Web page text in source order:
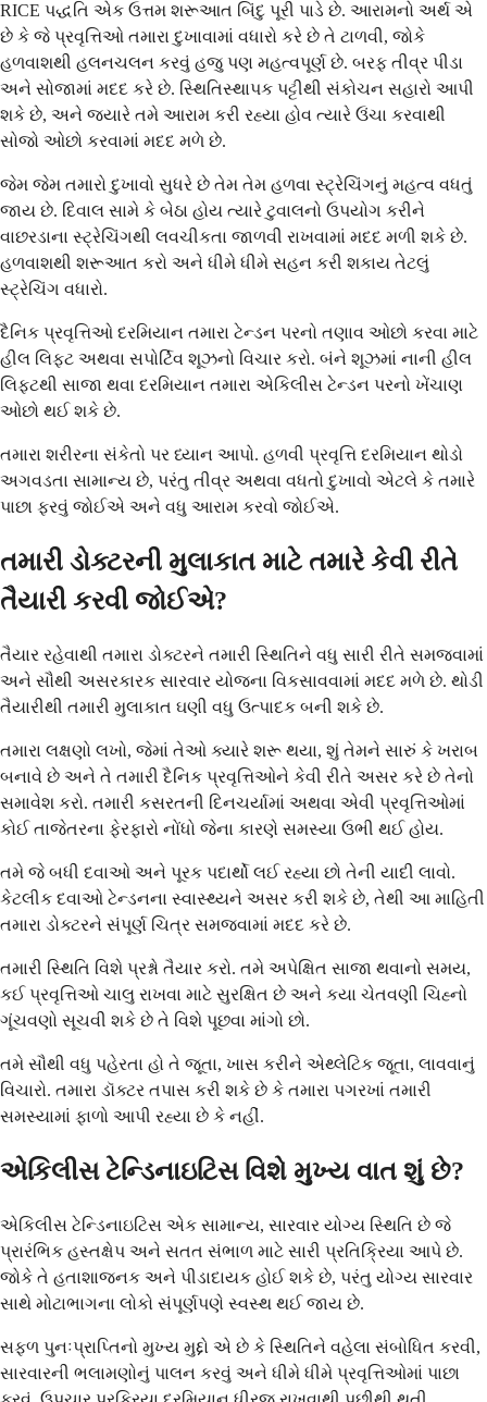
RICE પદ્ધતિ એક ઉત્તમ શરૂઆત બિંદુ પૂરી પાડે છે. આરામનો અર્થ એ
છે કે જે પ્રવૃત્તિઓ તમારા દુખાવામાં વધારો કરે છે તે ટાળવી, જોકે
હળવાશથી હલનચલન કરવું હજુ પણ મહત્વપૂર્ણ છે. બરફ તીવ્ર પીડા
અને સોજામાં મદદ કરે છે. સ્થિતિસ્થાપક પટ્ટીથી સંકોચન સહારો આપી
શકે છે, અને જ્યારે તમે આરામ કરી રહ્યા હોવ ત્યારે ઉંચા કરવાથી
સોજો ઓછો કરવામાં મદદ મળે છે.
જેમ જેમ તમારો દુખાવો સુધરે છે તેમ તેમ હળવા સ્ટ્રેચિંગનું મહત્વ વધતું
જાય છે. દિવાલ સામે કે બેઠા હોય ત્યારે ટુવાલનો ઉપયોગ કરીને
વાછરડાના સ્ટ્રેચિંગથી લવચીકતા જાળવી રાખવામાં મદદ મળી શકે છે.
હળવાશથી શરૂઆત કરો અને ધીમે ધીમે સહન કરી શકાય તેટલું
સ્ટ્રેચિંગ વધારો.
દૈનિક પ્રવૃત્તિઓ દરમિયાન તમારા ટેન્ડન પરનો તણાવ ઓછો કરવા માટે
હીલ લિફ્ટ અથવા સપોર્ટિવ શૂઝનો વિચાર કરો. બંને શૂઝમાં નાની હીલ
લિફ્ટથી સાજા થવા દરમિયાન તમારા એકિલીસ ટેન્ડન પરનો ખેંચાણ
ઓછો થઈ શકે છે.
તમારા શરીરના સંકેતો પર ધ્યાન આપો. હળવી પ્રવૃત્તિ દરમિયાન થોડો
અગવડતા સામાન્ય છે, પરંતુ તીવ્ર અથવા વધતો દુખાવો એટલે કે તમારે
પાછા ફરવું જોઈએ અને વધુ આરામ કરવો જોઈએ.
તમારી ડોક્ટરની મુલાકાત માટે તમારે કેવી રીતે
તૈયારી કરવી જોઈએ?
તૈયાર રહેવાથી તમારા ડોક્ટરને તમારી સ્થિતિને વધુ સારી રીતે સમજવામાં
અને સૌથી અસરકારક સારવાર યોજના વિકસાવવામાં મદદ મળે છે. થોડી
તૈયારીથી તમારી મુલાકાત ઘણી વધુ ઉત્પાદક બની શકે છે.
તમારા લક્ષણો લખો, જેમાં તેઓ ક્યારે શરૂ થયા, શું તેમને સારું કે ખરાબ
બનાવે છે અને તે તમારી દૈનિક પ્રવૃત્તિઓને કેવી રીતે અસર કરે છે તેનો
સમાવેશ કરો. તમારી કસરતની દિનચર્યામાં અથવા એવી પ્રવૃત્તિઓમાં
કોઈ તાજેતરના ફેરફારો નોંધો જેના કારણે સમસ્યા ઉભી થઈ હોય.
તમે જે બધી દવાઓ અને પૂરક પદાર્થો લઈ રહ્યા છો તેની યાદી લાવો.
કેટલીક દવાઓ ટેન્ડનના સ્વાસ્થ્યને અસર કરી શકે છે, તેથી આ માહિતી
તમારા ડોક્ટરને સંપૂર્ણ ચિત્ર સમજવામાં મદદ કરે છે.
તમારી સ્થિતિ વિશે પ્રશ્નો તૈયાર કરો. તમે અપેક્ષિત સાજા થવાનો સમય,
કઈ પ્રવૃત્તિઓ ચાલુ રાખવા માટે સુરક્ષિત છે અને કયા ચેતવણી ચિહ્નો
ગૂંચવણો સૂચવી શકે છે તે વિશે પૂછવા માંગો છો.
તમે સૌથી વધુ પહેરતા હો તે જૂતા, ખાસ કરીને એથ્લેટિક જૂતા, લાવવાનું
વિચારો. તમારા ડૉક્ટર તપાસ કરી શકે છે કે તમારા પગરખાં તમારી
સમસ્યામાં ફાળો આપી રહ્યા છે કે નહીં.
એકિલીસ ટેન્ડિનાઇટિસ વિશે મુખ્ય વાત શું છે?
એકિલીસ ટેન્ડિનાઇટિસ એક સામાન્ય, સારવાર યોગ્ય સ્થિતિ છે જે
પ્રારંભિક હસ્તક્ષેપ અને સતત સંભાળ માટે સારી પ્રતિક્રિયા આપે છે.
જોકે તે હતાશાજનક અને પીડાદાયક હોઈ શકે છે, પરંતુ યોગ્ય સારવાર
સાથે મોટાભાગના લોકો સંપૂર્ણપણે સ્વસ્થ થઈ જાય છે.
સફળ પુનઃપ્રાપ્તિનો મુખ્ય મુદ્દો એ છે કે સ્થિતિને વહેલા સંબોધિત કરવી,
સારવારની ભલામણોનું પાલન કરવું અને ધીમે ધીમે પ્રવૃત્તિઓમાં પાછા